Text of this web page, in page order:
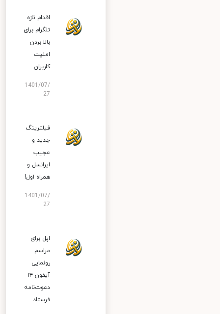
اقدام تازه
تلگرام برای
بالا بردن
امنیت
کاربران
1401/07/
27
فیلترینگ
جدید و
عجیب
ایرانسل و
همراه اول!
1401/07/
27
اپل برای
مراسم
رونمایی
آیفون ۱۴
دعوت‌نامه
فرستاد